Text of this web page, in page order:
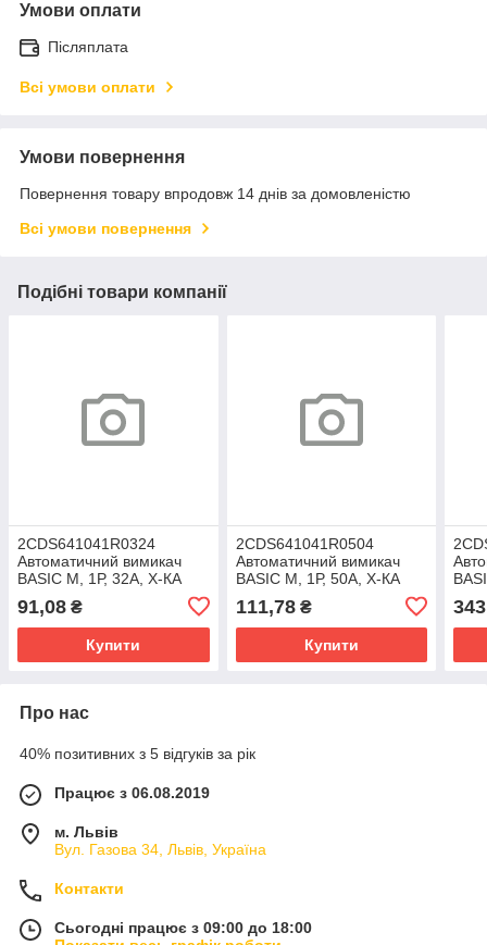
Умови оплати
Післяплата
Всі умови оплати
Умови повернення
Повернення товару впродовж 14 днів за домовленістю
Всі умови повернення
Подібні товари компанії
2CDS641041R0324
Автоматичний вимикач
BASIC M, 1Р, 32А, Х-КА
"С", 4,5kA (8536 20 10 00)
91,08 ₴
Купити
2CDS641041R0504
Автоматичний вимикач
BASIC M, 1Р, 50А, Х-КА
"С", 4,5kA (8536 20 10 00)
111,78₴
Купити
Про нас
40% позитивних з 5 відгуків за рік
Працює з 06.08.2019
м. Львів
Вул. Газова 34, Львів, Україна
Контакти
Сьогодні працює з 09:00 до 18:00